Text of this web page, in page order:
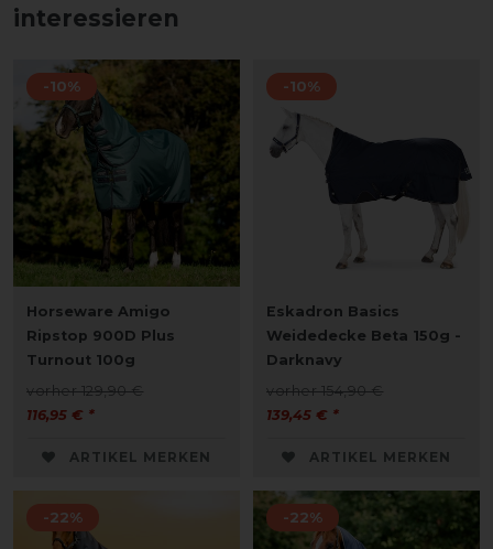
interessieren
-10%
Horseware Amigo
Ripstop 900D Plus
Turnout 100g
vorher 129,90 €
116,95 € *
ARTIKEL MERKEN
-10%
Eskadron Basics
Weidedecke Beta 150g -
Darknavy
vorher 154,90 €
139,45 € *
ARTIKEL MERKEN
-22% -22%